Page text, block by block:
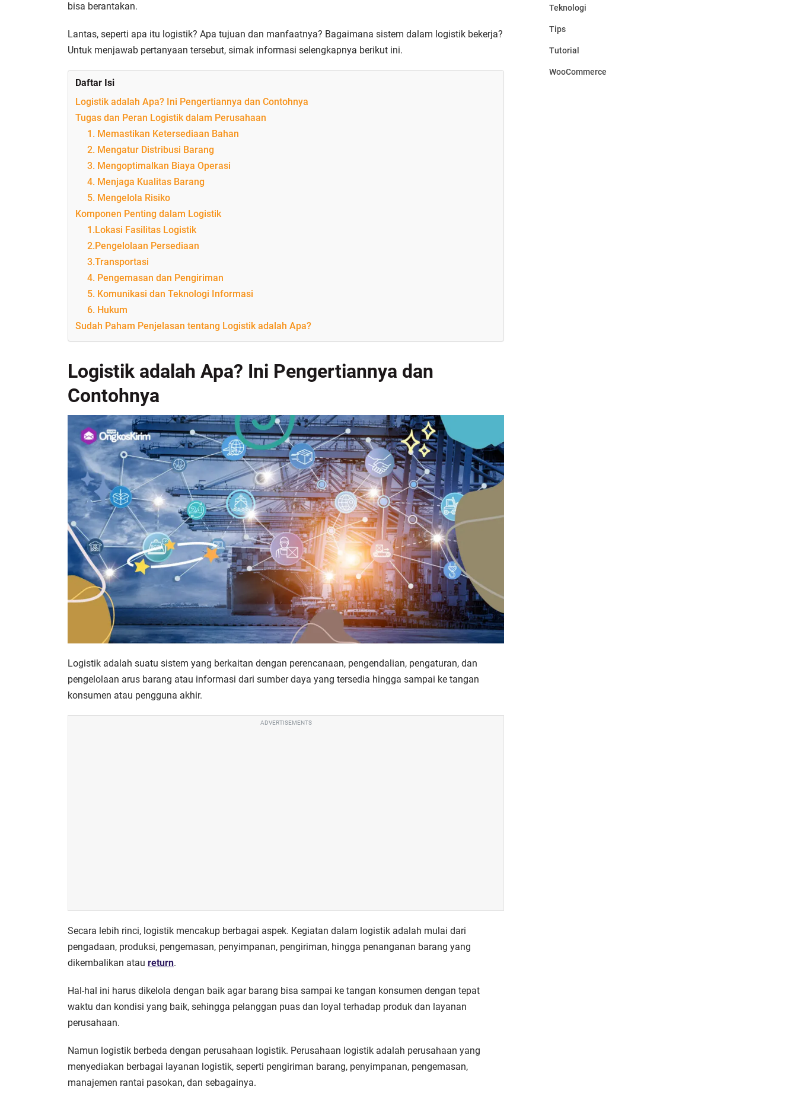
bisa berantakan.
Lantas, seperti apa itu logistik? Apa tujuan dan manfaatnya? Bagaimana sistem dalam logistik bekerja?
Untuk menjawab pertanyaan tersebut, simak informasi selengkapnya berikut ini.
Daftar Isi
Logistik adalah Apa? Ini Pengertiannya dan Contohnya
Tugas dan Peran Logistik dalam Perusahaan
1. Memastikan Ketersediaan Bahan
2. Mengatur Distribusi Barang
3. Mengoptimalkan Biaya Operasi
4. Menjaga Kualitas Barang
5. Mengelola Risiko
Komponen Penting dalam Logistik
1.Lokasi Fasilitas Logistik
2.Pengelolaan Persediaan
3.Transportasi
4. Pengemasan dan Pengiriman
5. Komunikasi dan Teknologi Informasi
6. Hukum
Sudah Paham Penjelasan tentang Logistik adalah Apa?
Logistik adalah Apa? Ini Pengertiannya dan
Contohnya
Logistik adalah suatu sistem yang berkaitan dengan perencanaan, pengendalian, pengaturan, dan
pengelolaan arus barang atau informasi dari sumber daya yang tersedia hingga sampai ke tangan
konsumen atau pengguna akhir.
ADVERTISEMENTS
Secara lebih rinci, logistik mencakup berbagai aspek. Kegiatan dalam logistik adalah mulai dari
pengadaan, produksi, pengemasan, penyimpanan, pengiriman, hingga penanganan barang yang
dikembalikan atau return.
Hal-hal ini harus dikelola dengan baik agar barang bisa sampai ke tangan konsumen dengan tepat
waktu dan kondisi yang baik, sehingga pelanggan puas dan loyal terhadap produk dan layanan
perusahaan.
Namun logistik berbeda dengan perusahaan logistik. Perusahaan logistik adalah perusahaan yang
menyediakan berbagai layanan logistik, seperti pengiriman barang, penyimpanan, pengemasan,
manajemen rantai pasokan, dan sebagainya.
Teknologi
Tips
Tutorial
WooCommerce